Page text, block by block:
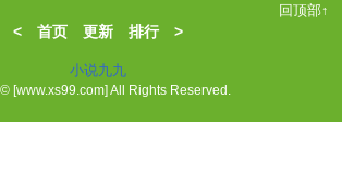
回顶部↑
< 首页 更新 排行>
小说九九
[www.xs99.com] All Rights Reserved.